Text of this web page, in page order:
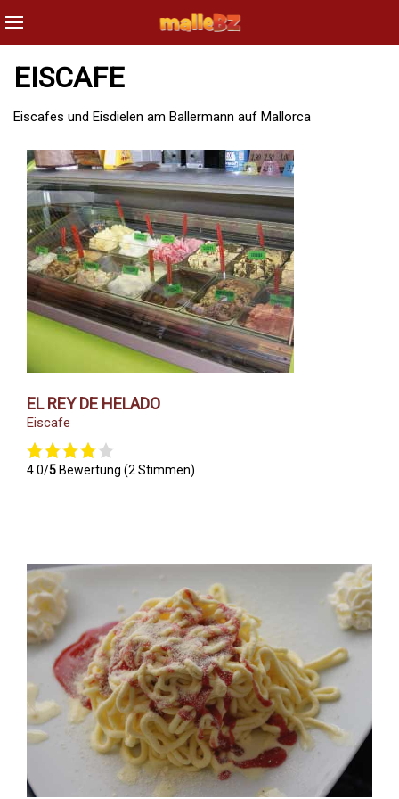
EISCAFE
Eiscafes und Eisdielen am Ballermann auf Mallorca
EL REY DE HELADO
Eiscafe
4.0/5 Bewertung (2 Stimmen)